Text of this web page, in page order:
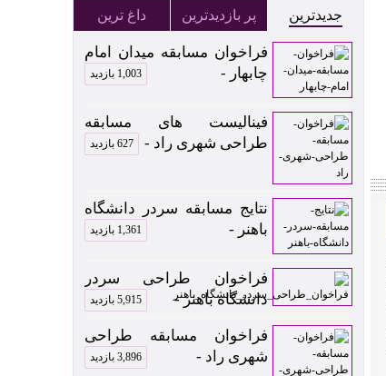
جدیدترین پر بازدیدترین داغ ترین
فراخوان مسابقه میدان امام
چابهار -
1,003 بازدید
فینالیست های مسابقه
طراحی شهری راد -
627 بازدید
نتایج مسابقه سردر دانشگاه
باهنر -
1,361 بازدید
فراخوان طراحی سردر
دانشگاه باهنر -
5,915 بازدید
فراخوان مسابقه طراحی
شهری راد -
3,896 بازدید